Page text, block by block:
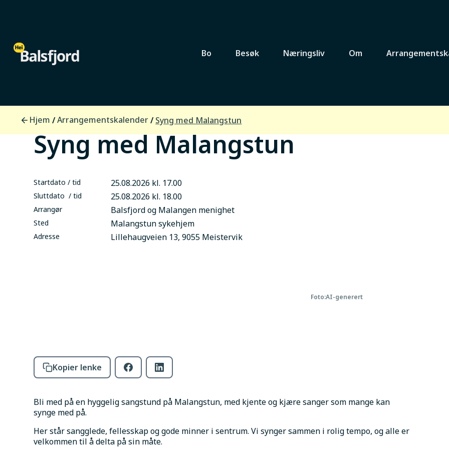
Bo Besøk Næringsliv Om
Hjem /Arrangementskalender/ Syng med Malangstun
Syng med Malangstun
Startdato / tid 25.08.2026 kl. 17.00
Sluttdato / tid 25.08.2026 kl. 18.00
Arrangør Balsfjord og Malangen menighet
Sted Malangstun sykehjem
Adresse Lillehaugveien 13, 9055 Meistervik
Foto:AI-generert
Kopier lenke
Bli med på en hyggelig sangstund på Malangstun, med kjente og kjære sanger som mange kan
synge med på.
Her står sangglede, fellesskap og gode minner i sentrum. Vi synger sammen i rolig tempo, og alle er
velkommen til å delta på sin måte.